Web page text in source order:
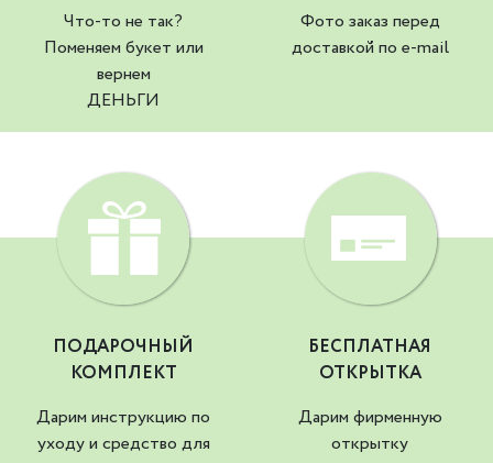
Что-то не так?
Поменяем букет или
вернем
ДЕНЬГИ
Фото заказ перед
доставкой по e-mail
ПОДАРОЧНЫЙ
КОМПЛЕКТ
Дарим инструкцию по
уходу и средство для
БЕСПЛАТНАЯ
ОТКРЫТКА
Дарим фирменную
открытку